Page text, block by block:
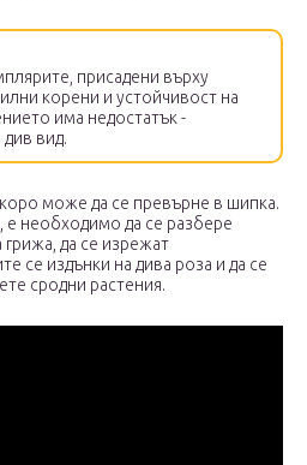
присадени върху
корени и устойчивост на
има недостатък -
вид.
може да се превърне в шипка.
е необходимо да се разбере
грижа, да се изрежат
се издънки на дива роза и да се
сродни растения.